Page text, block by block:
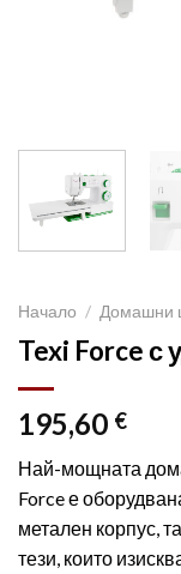
Начало / Домашни
Texi Force с
195,60 €
Най-мощната
Force е
метален корпус,
тези, които